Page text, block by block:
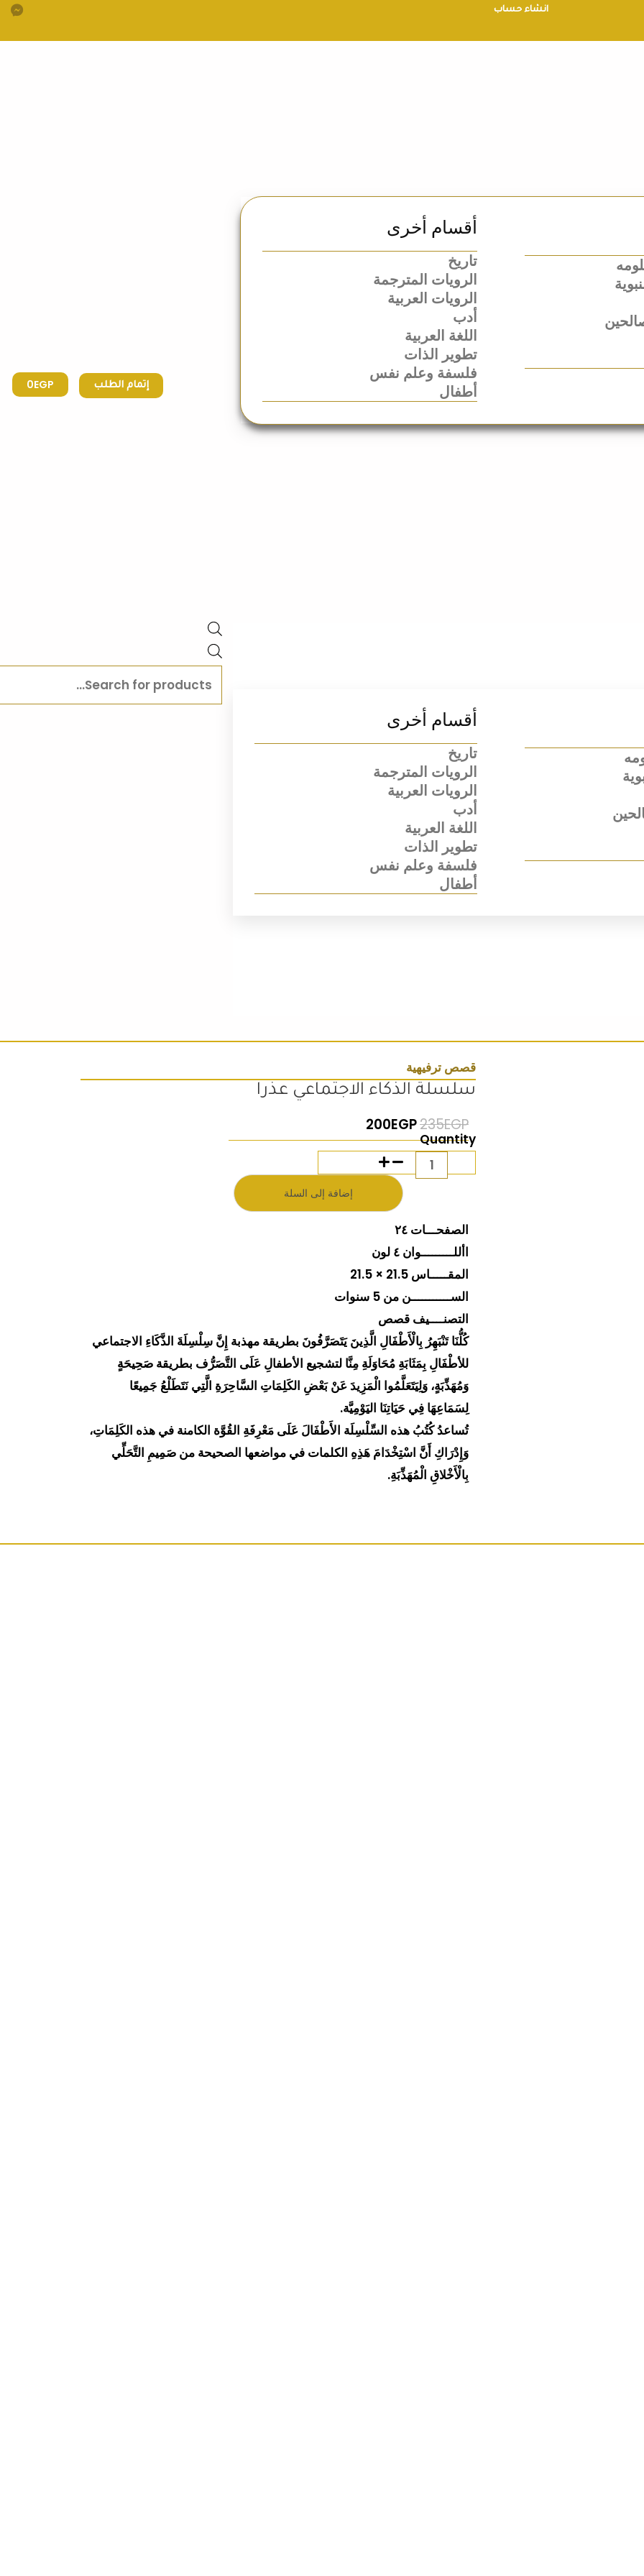
انشاء حساب
أقسام أخرى
تاريخ
الرويات المترجمة
الرويات العربية
أدب
اللغة العربية
تطوير الذات
فلسفة وعلم نفس
أطفال
أقسام أخرى
تاريخ
الرويات المترجمة
الرويات العربية
أدب
اللغة العربية
تطوير الذات
فلسفة وعلم نفس
أطفال
إتمام الطلب 0EGP
قصص ترفيهية
سلسلة الذكاء الاجتماعي عذرا
235EGP السعر الأصلي هو: 235EGP.
200EGP
Quantity
كمية
الذكاء
عذرا
إضافة إلى السلة
الصفحـــات ٢٤
األلـــــــــوان ٤ لون
المقـــــاس 21.5 × 21.5
الســـــــــــن من 5 سنوات
التصنــــيف قصص
كُلُّنَا تَنْبَهِرُ بِالْأَطْفَالِ الَّذِينَ يَتَصَرَّفُونَ بطريقة مهذبة إِنَّ سِلْسِلَةَ الذَّكَاءِ الاجتماعي
للأطْفَالِ بِمَثَابَةِ مُحَاوَلَةِ مِنَّا لتشجيع الأطفالِ عَلَى التَّصَرُّف بطريقة صَحِيحَةٍ
وَمُهَذِّبَةٍ، وَلِيَتَعَلَّمُوا الْمَزِيدَ عَنْ بَعْضِ الكَلِمَاتِ السَّاحِرَةِ الَّتِي نَتَطَلْعُ جَمِيعًا
لِسَمَاعِهَا فِي حَيَاتِنَا اليَوْمِيَّة.
تُساعدُ كُتُبُ هذه السِّلْسِلَة الأَطْفَالَ عَلَى مَعْرِفَةِ القُوَّة الكامنة في هذه الكَلِمَاتِ،
وَإِدْرَاكِ أَنَّ اسْتِخْدَامَ هَذِهِ الكلمات في مواضعها الصحيحة من صَمِيمِ التَّحَلِّي
بِالْأَخْلاقِ الْمُهَذِّبَةِ.